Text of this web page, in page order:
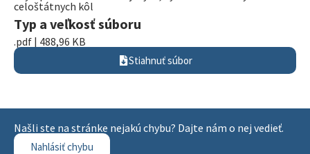
celoštátnych kôl
Typ a veľkosť súboru
.pdf | 488,96 KB
Stiahnuť súbor
Našli ste na stránke nejakú chybu? Dajte nám o nej vedieť.
Nahlásiť chybu